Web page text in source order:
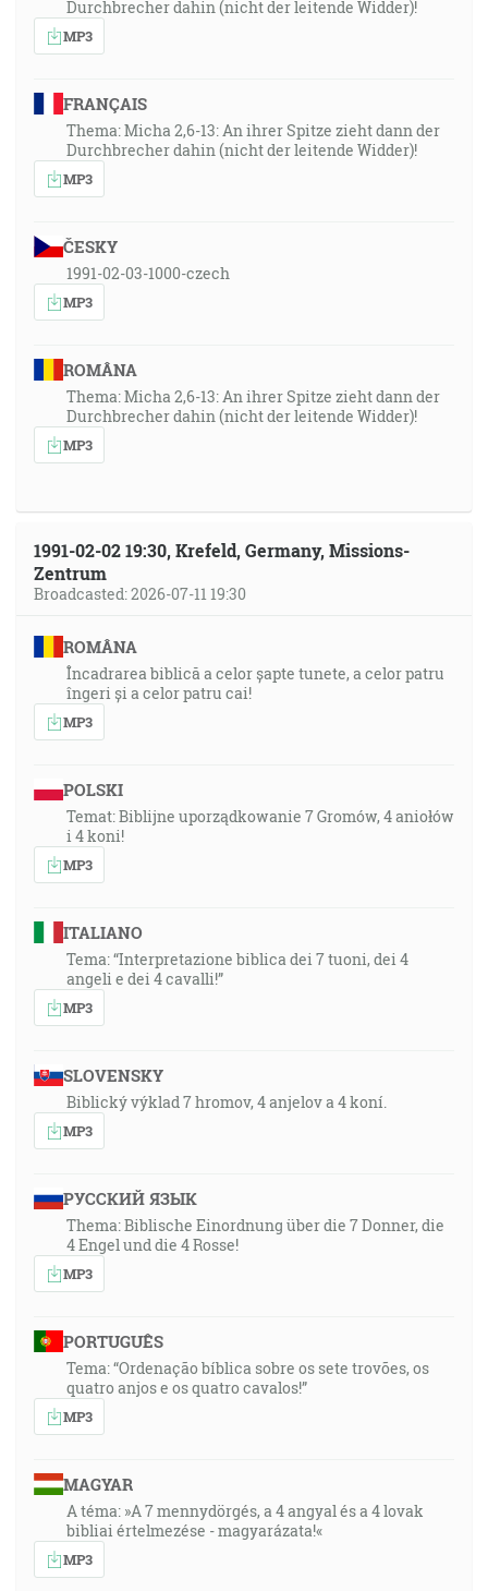
Durchbrecher dahin (nicht der leitende Widder)!
MP3
FRANÇAIS
Thema: Micha 2,6-13: An ihrer Spitze zieht dann der
Durchbrecher dahin (nicht der leitende Widder)!
MP3
ČESKY
1991-02-03-1000-czech
MP3
ROMÂNA
Thema: Micha 2,6-13: An ihrer Spitze zieht dann der
Durchbrecher dahin (nicht der leitende Widder)!
MP3
1991-02-02 19:30, Krefeld, Germany, Missions-
Zentrum
Broadcasted: 2026-07-11 19:30
ROMÂNA
Încadrarea biblică a celor șapte tunete, a celor patru
îngeri și a celor patru cai!
MP3
POLSKI
Temat: Biblijne uporządkowanie 7 Gromów, 4 aniołów
i 4 koni!
MP3
ITALIANO
Tema: “Interpretazione biblica dei 7 tuoni, dei 4
angeli e dei 4 cavalli!”
MP3
SLOVENSKY
Biblický výklad 7 hromov, 4 anjelov a 4 koní.
MP3
РУССКИЙ ЯЗЫК
Thema: Biblische Einordnung über die 7 Donner, die
4 Engel und die 4 Rosse!
MP3
PORTUGUÊS
Tema: “Ordenação bíblica sobre os sete trovões, os
quatro anjos e os quatro cavalos!”
MP3
MAGYAR
A téma: »A 7 mennydörgés, a 4 angyal és a 4 lovak
bibliai értelmezése - magyarázata!«
MP3